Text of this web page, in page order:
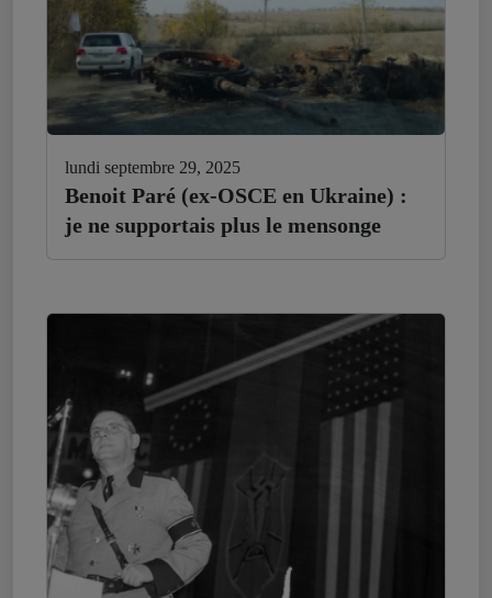
lundi septembre 29, 2025
Benoit Paré (ex-OSCE en Ukraine) :
je ne supportais plus le mensonge